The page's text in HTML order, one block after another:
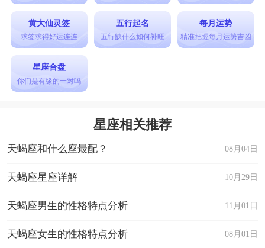
黄大仙灵签
求签求得好运连连
五行起名
五行缺什么如何补旺
每月运势
精准把握每月运势吉凶
星座合盘
你们是有缘的一对吗
星座相关推荐
08月04日
天蝎座和什么座最配？
10月29日
天蝎座星座详解
11月01日
天蝎座男生的性格特点分析
08月01日
天蝎座女生的性格特点分析